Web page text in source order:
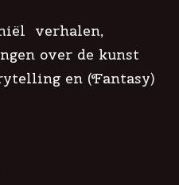
verhalen,
over de kunst
en (Fantasy)